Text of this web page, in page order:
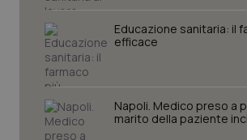
Educazione sanitaria: il
efficace
Napoli. Medico preso a
marito della paziente
Necessari Statistici
I cookie necessari contribuiscono a
sito web abilitandone funzionalità di base
navigazione sulle pagine e l'accesso alle
Nome